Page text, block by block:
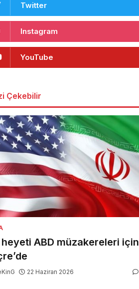
Twitter
Instagram
YouTube
Çekebilir
ABD müzakereleri için
22 Haziran 2026